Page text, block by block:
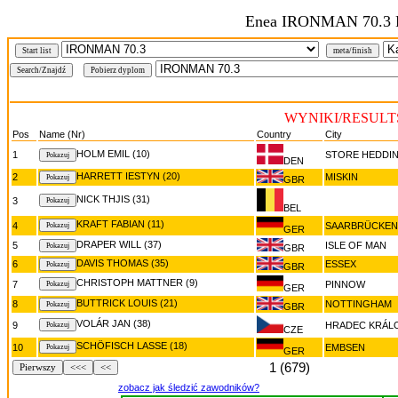
Enea IRONMAN 70.3
Start list meta/finish
WYNIKI/
Pos Name (Nr) Country
City
1
HOLM EMIL (10)
DEN
STORE
2 HARRETT IESTYN (20) GBR MISKIN
3
NICK THJIS (31)
BEL
4
KRAFT FABIAN (11) GER
SAARBRÜCKEN
5
DRAPER WILL (37) GBR
ISLE OF MAN
6
DAVIS THOMAS (35) GBR
ESSEX
7
CHRISTOPH MATTNER (9) GER
PINNOW
8
BUTTRICK LOUIS (21) GBR
NOTTINGHAM
9
VOLÁR JAN (38)
CZE HRADEC
10 SCHÖFISCH LASSE (18) GER EMBSEN
Pierwszy <<< << 1 (679)
zobacz jak śledzić zawodników?